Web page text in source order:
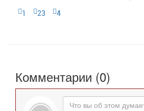
1 23 4
Комментарии (0)